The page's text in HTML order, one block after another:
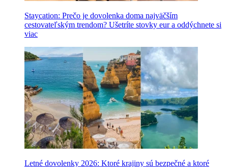
Staycation: Prečo je dovolenka doma najväčším
cestovateľským trendom? Ušetríte stovky eur a oddýchnete si
viac
Letné dovolenky 2026: Ktoré krajiny sú bezpečné a ktoré